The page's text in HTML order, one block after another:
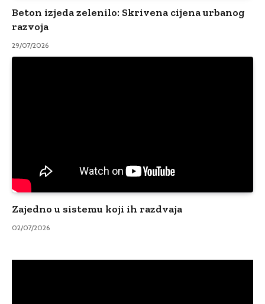
Beton izjeda zelenilo: Skrivena cijena urbanog
razvoja
29/07/2026
Zajedno u sistemu koji ih razdvaja
02/07/2026